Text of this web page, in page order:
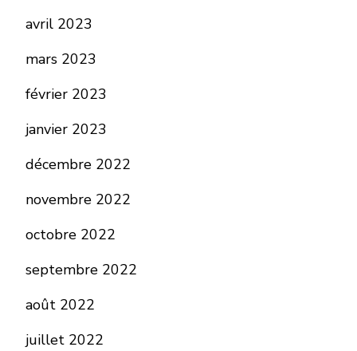
avril 2023
mars 2023
février 2023
janvier 2023
décembre 2022
novembre 2022
octobre 2022
septembre 2022
août 2022
juillet 2022